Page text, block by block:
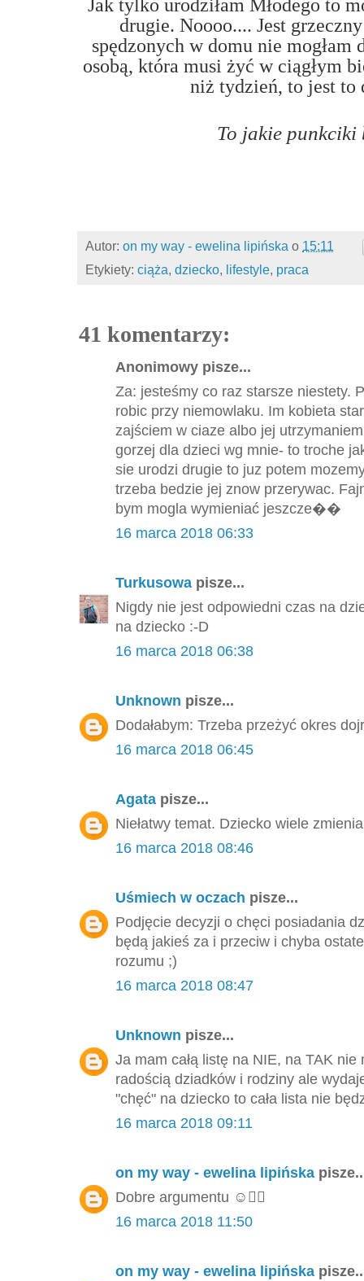
Jak tylko urodziłam Młodego to
drugie. Noooo.... Jest
spędzonych w domu nie mogłam
osobą, która musi żyć w ciągłym
niż tydzień, to jest to
To jakie punkciki
Autor: on my way - ewelina lipińska o 15:11
Etykiety: ciąża, dziecko, lifestyle, praca
41 komentarzy:
Anonimowy pisze...
Za: jesteśmy co raz starsze niestety.
robic przy niemowlaku. Im kobieta
zajściem w ciaze albo jej
gorzej dla dzieci wg mnie- to troche
sie urodzi drugie to juz potem
trzeba bedzie jej znow przerywac.
bym mogla wymieniać jeszcze��
16 marca 2018 06:33
Turkusowa pisze...
Nigdy nie jest odpowiedni czas na
na dziecko :-D
16 marca 2018 06:38
Unknown pisze...
Dodałabym: Trzeba przeżyć okres
16 marca 2018 06:45
Agata pisze...
Niełatwy temat. Dziecko wiele
16 marca 2018 08:46
Uśmiech w oczach pisze...
Podjęcie decyzji o chęci posiadania
będą jakieś za i przeciw i chyba
rozumu ;)
16 marca 2018 08:47
Unknown pisze...
Ja mam całą listę na NIE, na TAK
radością dziadków i rodziny ale
"chęć" na dziecko to cała lista nie
16 marca 2018 09:11
on my way - ewelina lipińska
Dobre argumentu ☺️👌🏻
16 marca 2018 11:50
on my way - ewelina lipińska